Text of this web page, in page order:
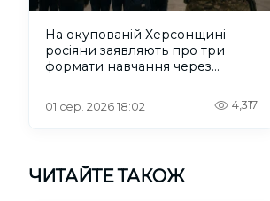
На окупованій Херсонщині
росіяни заявляють про три
формати навчання через
01 сер. 2026 18:02 4,317
ЧИТАЙТЕ ТАКОЖ